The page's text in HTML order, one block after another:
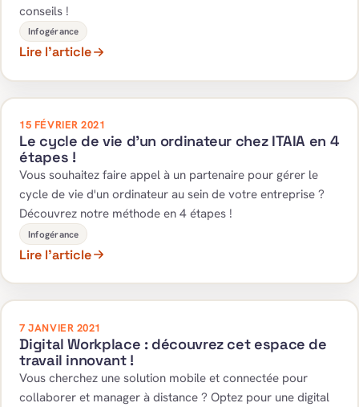
conseils !
Infogérance
Lire l’article
15 FÉVRIER 2021
Le cycle de vie d’un ordinateur chez ITAIA en 4
étapes !
Vous souhaitez faire appel à un partenaire pour gérer le
cycle de vie d'un ordinateur au sein de votre entreprise ?
Découvrez notre méthode en 4 étapes !
Infogérance
Lire l’article
7 JANVIER 2021
Digital Workplace : découvrez cet espace de
travail innovant !
Vous cherchez une solution mobile et connectée pour
collaborer et manager à distance ? Optez pour une digital